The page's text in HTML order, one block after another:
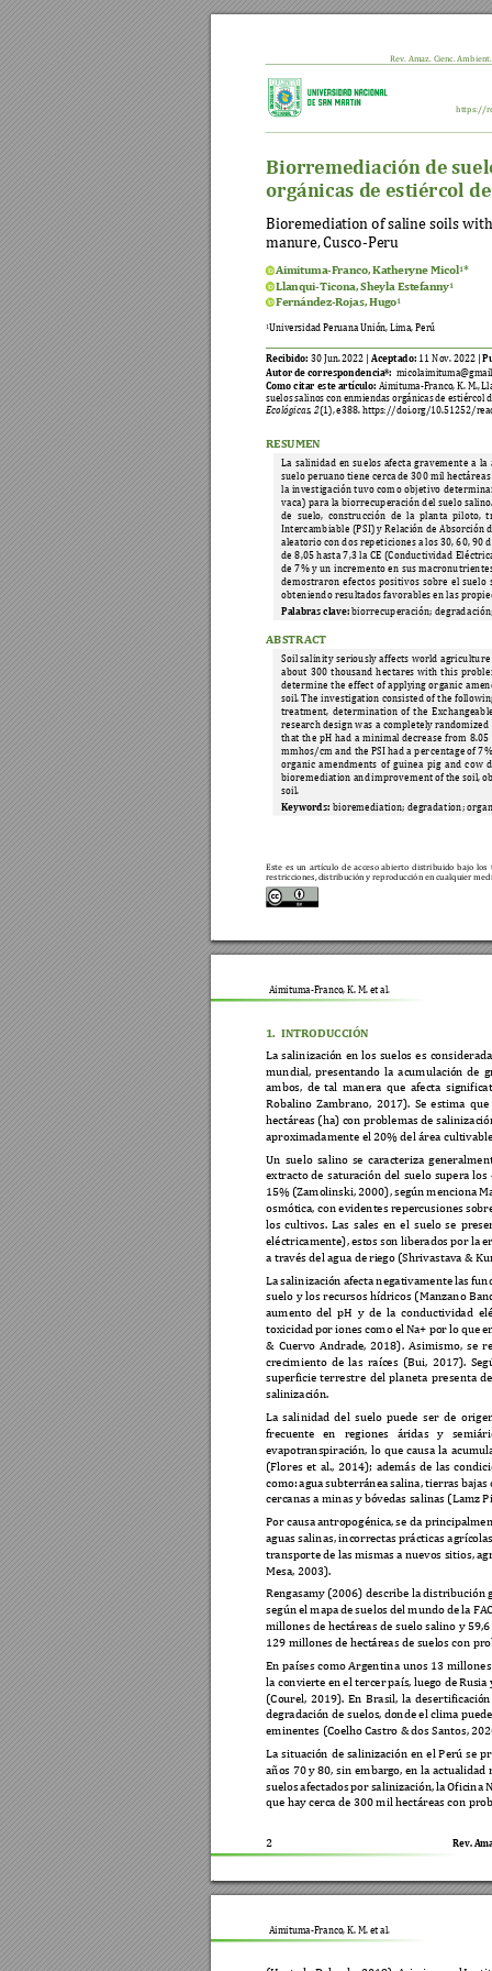
Rev. Amaz. Cienc. Ambient.
https://
Este es un artículo de acceso abierto distribuido bajo los
restricciones, distribución y reproducción en cualquier medi
Biorremediación de
orgánicas de estiércol
Bioremediation of saline soils
manure, Cusco-Peru
Aimituma-Franco, Katheryne Micol1*
Llanqui-Ticona, Sheyla Estefanny1
Fernández-Rojas, Hugo1
1Universidad Peruana Unión, Lima, Perú
Recibido: 30 Jun. 2022 | Aceptado: 11 Nov. 2022 |
Autor de correspondencia*:
Como citar este artículo: Aimituma-Franco, K. M.,
suelos salinos con enmiendas orgánicas de estiércol
Ecológicas, 2(1), e388. https://doi.org/10.51252/
RESUMEN
La salinidad en suelos afecta gravemente a la
suelo peruano tiene cerca de 300 mil
la investigación tuvo como objetivo de
vaca) para la biorrecuperación del suelo
de suelo, construcción de la planta piloto,
Intercambiable (PSI) y Relación de Absorción
aleatorio con dos repeticiones a los 30, 60, 90
de 8,05 hasta 7,3 la CE (Conductividad
de 7% y un incremento en sus macr
demostraron efectos positivos sobre el suelo
obteniendo resultados favorables en las
Palabras clave: biorrecuperación; degrada
ABSTRACT
Soil salinity seriously affects world agriculture
about 300 thousand hectares with this
determine the effect of applying organic
soil. The investigation consisted of the
treatment, determination of the Exchangea
research design was a completely randomized
that the pH had a minimal decrease from 8.05
mmhos/cm and the PSI had a percentage of
organic amendments of guinea pig and cow
bioremediation and improvement of the soil,
soil.
Keywords: bioremediation; degradation;
Aimituma-Franco, K. M. et al.
2 Rev.
1. INTRODUCCIÓN
La salinización en los suelos es
mundial, presentando la acumulación de
ambos, de tal manera que afecta
Robalino Zambrano, 2017). Se estima que
hectáreas (ha) con problemas de
aproximadamente el 20% del área cultivabl
Un suelo salino se caracteriza
extracto de saturación del suelo supera los
15% (Zamolinski, 2000), según menciona
osmótica, con evidentes repercusiones
los cultivos. Las sales en el suelo se
eléctricamente), estos son liberados por la
a través del agua de riego (Shrivastava &
La salinización afecta negativamente las
suelo y los recursos hídricos (Manzano
aumento del pH y de la conductividad
toxicidad por iones como el Na+ por lo que
& Cuervo Andrade, 2018). Asimismo, se
crecimiento de las raíces (Bui, 2017).
superficie terrestre del planeta presenta
salinización.
La salinidad del suelo puede ser de
frecuente
en regiones áridas y
evapotranspiración, lo que causa la ac
(Flores et al., 2014); además de las
como: agua subterránea salina, tierras bajas
cercanas a minas y bóvedas salinas (Lamz
Por causa antropogénica, se da principalm
aguas salinas, incorrectas prácticas
transporte de las mismas a nuevos sitios,
Mesa, 2003).
Rengasamy (2006) describe la distribución
según el mapa de suelos del mundo de la
millones de hectáreas de suelo salino y 59
129 millones de hectáreas de suelos con
En países como Argentina unos 13 mi
la convierte en el tercer país, luego de Rusia
(Courel, 2019). En Brasil, la des
degradación de suelos, donde el clima
eminentes (Coelho Castro & dos Santos,
La situación de salinización en el Perú se
años 70 y 80, sin embargo, en la actualidad
suelos afectados por salinización, la Oficina
que hay cerca de 300 mil hectáreas con
Aimituma-Franco, K. M. et al.